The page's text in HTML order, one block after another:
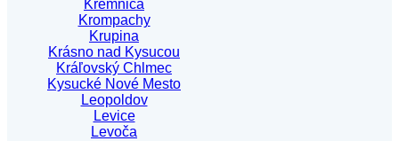
Kremnica
Krompachy
Krupina
Krásno nad Kysucou
Kráľovský Chlmec
Kysucké Nové Mesto
Leopoldov
Levice
Levoča